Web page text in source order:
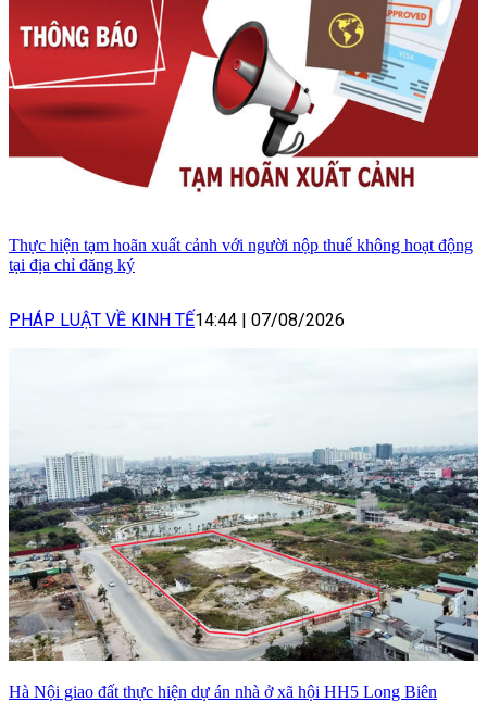
Thực hiện tạm hoãn xuất cảnh với người nộp thuế không hoạt động
tại địa chỉ đăng ký
PHÁP LUẬT VỀ KINH TẾ14:44 | 07/08/2026
Hà Nội giao đất thực hiện dự án nhà ở xã hội HH5 Long Biên